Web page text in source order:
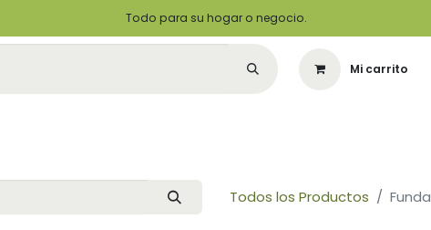
Todo para su hogar o negocio.
Mi carrito
Todos los Productos